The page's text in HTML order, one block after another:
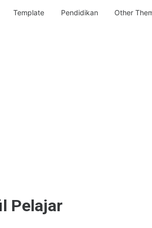
Template Pendidikan Other
Pelajar